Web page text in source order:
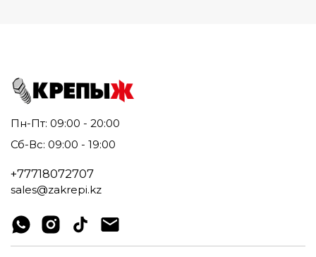
Пн-Пт: 09:00 - 20:00
Сб-Вс: 09:00 - 19:00
+77718072707
sales@zakrepi.kz